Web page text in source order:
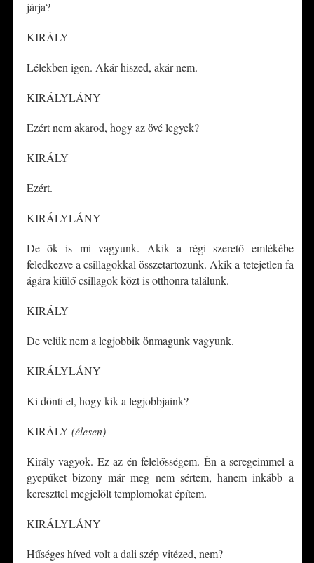
járja?
KIRÁLY
Lélekben igen. Akár hiszed, akár nem.
KIRÁLYLÁNY
Ezért nem akarod, hogy az övé legyek?
KIRÁLY
Ezért.
KIRÁLYLÁNY
De ők is mi vagyunk. Akik a régi szerető emlékébe
feledkezve a csillagokkal összetartozunk. Akik a tetejetlen fa
ágára kiülő csillagok közt is otthonra találunk.
KIRÁLY
De velük nem a legjobbik önmagunk vagyunk.
KIRÁLYLÁNY
Ki dönti el, hogy kik a legjobbjaink?
KIRÁLY (élesen)
Király vagyok. Ez az én felelősségem. Én a seregeimmel a
gyepűket bizony már meg nem sértem, hanem inkább a
kereszttel megjelölt templomokat építem.
KIRÁLYLÁNY
Hűséges híved volt a dali szép vitézed, nem?